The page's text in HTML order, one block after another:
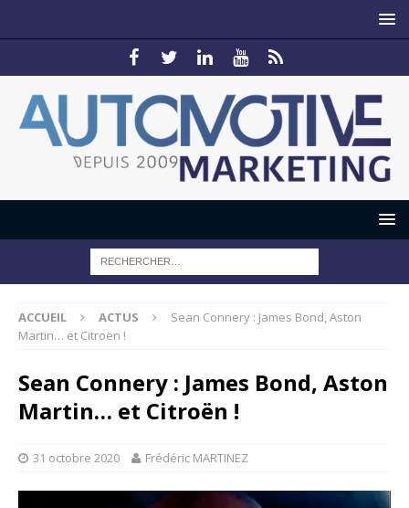
ACCUEIL ACTUS
Sean Connery : James Bond, Aston
Martin… et Citroën !
Sean Connery : James Bond, Aston
Martin… et Citroën !
31 octobre 2020 Frédéric MARTINEZ